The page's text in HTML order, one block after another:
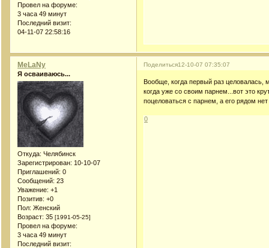
Провел на форуме:
3 часа 49 минут
Последний визит:
04-11-07 22:58:16
Поделиться12-10-07 07:35:07
MeLaNy
Я осваиваюсь...
Откуда: Челябинск
Зарегистрирован: 10-10-07
Приглашений: 0
Сообщений: 23
Уважение: +1
Позитив: +0
Пол: Женский
Возраст: 35 [1991-05-25]
Провел на форуме:
3 часа 49 минут
Последний визит:
Вообще, когда первый раз целовалась,
когда уже со своим парнем...вот это
поцеловаться с парнем, а его рядом
0